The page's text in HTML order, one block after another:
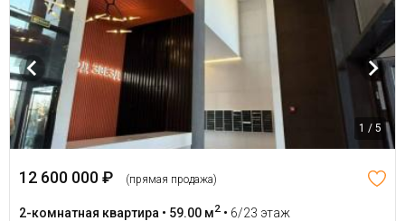
1 / 5
12 600 000 ₽ (прямая продажа)
2-комнатная квартира • 59.00 м2 • 6/23 этаж